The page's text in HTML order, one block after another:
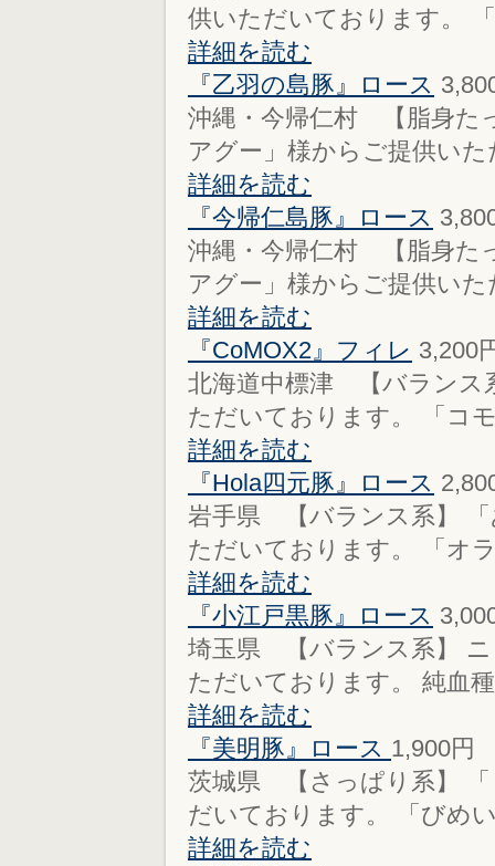
供いただいております。
詳細を読む
『乙羽の島豚』ロース
沖縄・今帰仁村 【脂身た
アグー」様からご提供い
詳細を読む
『今帰仁島豚』ロース
沖縄・今帰仁村 【脂身た
アグー」様からご提供い
詳細を読む
『CoMOX2』フィレ 3,200
北海道中標津 【バランス
ただいております。 「コ
詳細を読む
『Hola四元豚』ロース
岩手県 【バランス系】 「
ただいております。 「オ
詳細を読む
『小江戸黒豚』ロース
埼玉県 【バランス系】
ただいております。 純血
詳細を読む
『美明豚』ロース 1,900円
茨城県 【さっぱり系】 「
だいております。 「びめ
詳細を読む